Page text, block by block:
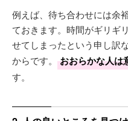
例えば、待ち合わせには余
ておきます。時間がギリギ
せてしまったという申し訳
からです。
おおらかな人は
す。